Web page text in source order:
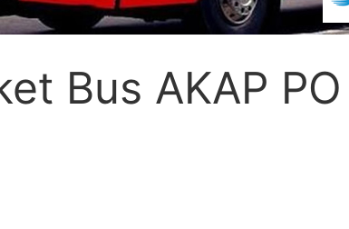
Bus AKAP